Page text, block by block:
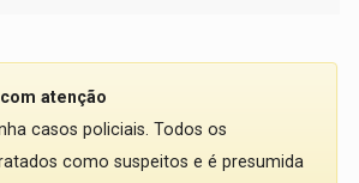
atenção
casos policiais. Todos os
como suspeitos e é presumida